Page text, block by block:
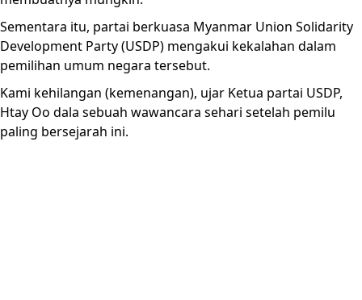
Sementara itu, partai berkuasa Myanmar Union Solidarity
Development Party (USDP) mengakui kekalahan dalam
pemilihan umum negara tersebut.
Kami kehilangan (kemenangan), ujar Ketua partai USDP,
Htay Oo dala sebuah wawancara sehari setelah pemilu
paling bersejarah ini.